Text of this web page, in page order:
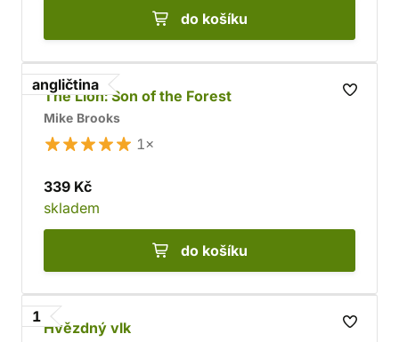
do košíku
angličtina
The Lion: Son of the Forest
Mike Brooks
1×
339 Kč
skladem
do košíku
1
Hvězdný vlk